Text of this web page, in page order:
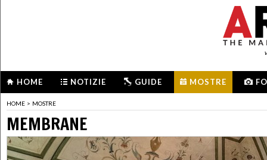
HOME NOTIZIE GUIDE MOSTRE
HOME > MOSTRE
MEMBRANE